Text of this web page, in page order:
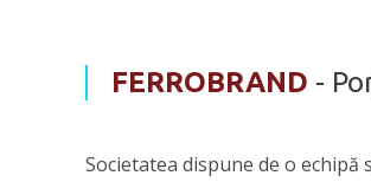
FERROBRAND -
Societatea dispune de o echipă